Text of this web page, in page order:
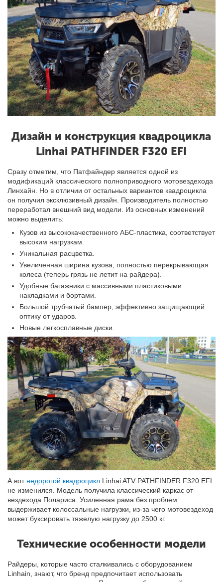
Дизайн и конструкция квадроцикла
Linhai PATHFINDER F320 EFI
Сразу отметим, что Патфайндер является одной из
модификаций классического полноприводного мотовездехода
Линхайн. Но в отличии от остальных вариантов квадроцикла
он получил эксклюзивный дизайн. Производитель полностью
переработал внешний вид модели. Из основных изменений
можно выделить:
Кузов из высококачественного АБС-пластика, соответствует
высоким нагрузкам.
Уникальная расцветка.
Увеличенная ширина кузова, полностью перекрывающая
колеса (теперь грязь не летит на райдера).
Удобные багажники с массивными пластиковыми
накладками и бортами.
Большой трубчатый бампер, эффективно защищающий
оптику от ударов.
Новые легкосплавные диски.
А вот недорогой квадроцикл Linhai ATV PATHFINDER F320 EFI
не изменился. Модель получила классический каркас от
вездехода Полариса. Усиленная рама без проблем
выдерживает колоссальные нагрузки, из-за чего мотовездеход
может буксировать тяжелую нагрузку до 2500 кг.
Технические особенности модели
Райдеры, которые часто сталкивались с оборудованием
Linhain, знают, что бренд предпочитает использовать